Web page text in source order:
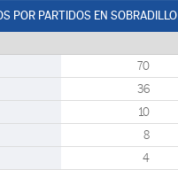
POR PARTIDOS EN SOBRADILLO
70
36
10
8
4